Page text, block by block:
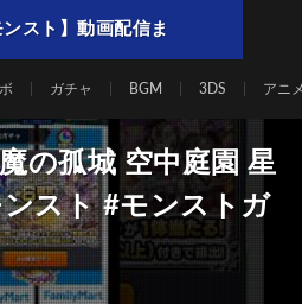
スト】動画配信ま
ガチャ BGM 3DS アニ
の孤城 空中庭園 星
スト #モンストガ